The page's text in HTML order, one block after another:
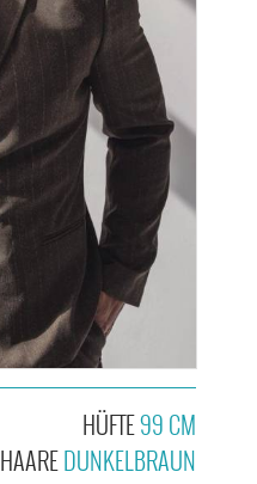
HÜFTE99 CM
HAAREDUNKELBRAUN